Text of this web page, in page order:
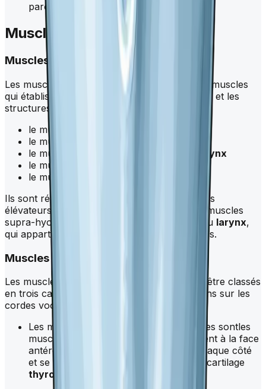
paroi latérale du
pharynx
Muscles du larynx
Muscles extrinsèques
Les muscles extrinsèques du
sont des muscles
qui établissent des connexions entre le
larynxet les
structures avoisinantes. Ce sont :
le muscle sterno-thyroïdien
le muscle thyro-hyoïdien
le muscle constricteur inférieur du
pharynx
le muscle stylo-pharyngien
le muscle pharyngo-staphylin.
Ils sont répartis en deux groupes : les muscles
élévateurs du
, qui appartiennent aux muscles
supra-hyoïdiens, et les muscles abaisseurs du larynx,
qui appartiennent aux muscles infra-hyoïdiens.
Muscles intrinsèques
Les muscles intrinsèques du
peuvent être classés
en trois catégories en fonction de leurs actions sur les
cordes vocales.
Les muscles tenseurs des cordes vocales sontles
muscles crico-thyroïdiens, qui s'attachent à la face
antéro-externe de l’arc cricoïdien de chaque côté
et se terminent sur le bord inférieur du cartilage
thyroïde